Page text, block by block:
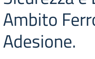
Ambito
Adesione.